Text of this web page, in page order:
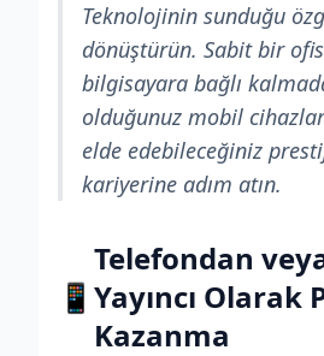
Teknolojinin sunduğu
dönüştürün. Sabit bir
bilgisayara bağlı
olduğunuz mobil
elde edebileceğiniz
kariyerine adım atın.
📱
Telefondan
Yayıncı Olarak
Kazanma